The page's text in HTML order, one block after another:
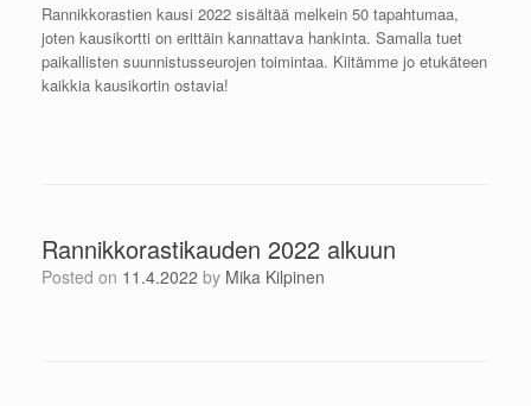
Rannikkorastien kausi 2022 sisältää melkein 50 tapahtumaa,
joten kausikortti on erittäin kannattava hankinta. Samalla tuet
paikallisten suunnistusseurojen toimintaa. Kiitämme jo etukäteen
kaikkia kausikortin ostavia!
Rannikkorastikauden 2022 alkuun
Posted on 11.4.2022 by Mika Kilpinen